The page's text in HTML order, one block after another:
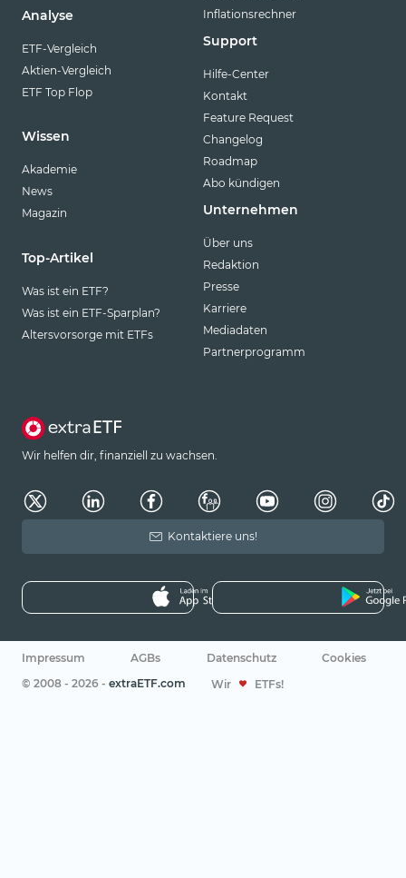
Analyse
ETF-Vergleich
Aktien-Vergleich
ETF Top Flop
Wissen
Akademie
News
Magazin
Top-Artikel
Was ist ein ETF?
Was ist ein ETF-Sparplan?
Altersvorsorge mit ETFs
Inflationsrechner
Support
Hilfe-Center
Kontakt
Feature Request
Changelog
Roadmap
Abo kündigen
Unternehmen
Über uns
Redaktion
Presse
Karriere
Mediadaten
Partnerprogramm
Wir helfen dir, finanziell zu wachsen.
Kontaktiere uns!
Impressum AGBs Datenschutz
Cookies
© 2008 - 2026 - extraETF.com Wir ETFs!